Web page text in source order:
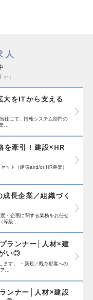
人
件
をITから支える
社にて、情報システム部門の
…
を牽引！建設×HR
ット（建設and/or HR事業）
長企業／組織づく
・企画に関する業務をお任せ
等級…
ランナー│人材×建
い◎
ます。 ・新規／既存顧客への
…
ンナー│人材×建設